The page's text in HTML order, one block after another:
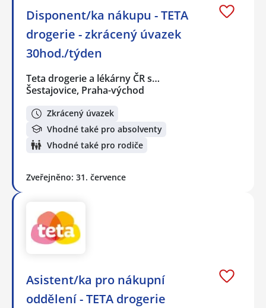
Disponent/ka nákupu - TETA
drogerie - zkrácený úvazek
30hod./týden
Teta drogerie a lékárny ČR s…
Šestajovice, Praha-východ
Zkrácený úvazek
Vhodné také pro absolventy
Vhodné také pro rodiče
Zveřejněno: 31. července
Asistent/ka pro nákupní
oddělení - TETA drogerie